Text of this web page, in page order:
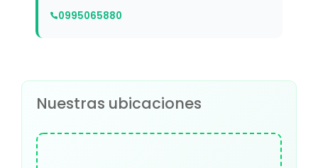
0995065880
Nuestras ubicaciones